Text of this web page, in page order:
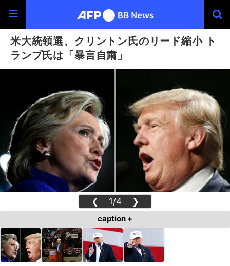
米大統領選、クリントン氏のリード縮小 ト
ランプ氏は「暴言自粛」
❮ 1/4 ❯
caption +